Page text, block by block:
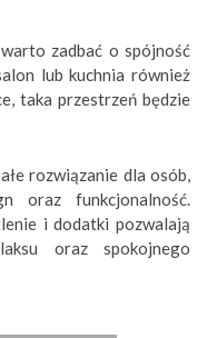
zadbać o spójność
lub kuchnia również
taka przestrzeń będzie
rozwiązanie dla osób,
oraz funkcjonalność.
i dodatki pozwalają
oraz spokojnego